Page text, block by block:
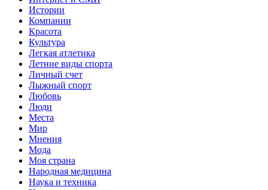
Истории
Компании
Красота
Культура
Легкая атлетика
Летние виды спорта
Личный счет
Лыжный спорт
Любовь
Люди
Места
Мир
Мнения
Мода
Моя страна
Народная медицина
Наука и техника